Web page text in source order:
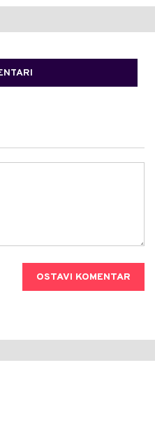
OSTAVI KOMENTAR